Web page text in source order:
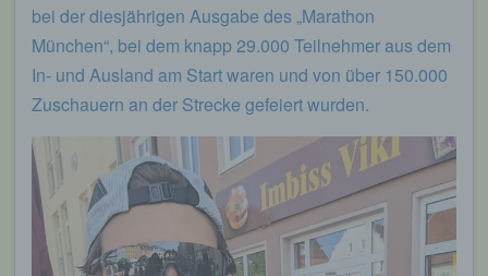
bei der diesjährigen Ausgabe des „Marathon
München“, bei dem knapp 29.000 Teilnehmer aus dem
In- und Ausland am Start waren und von über 150.000
Zuschauern an der Strecke gefeiert wurden.